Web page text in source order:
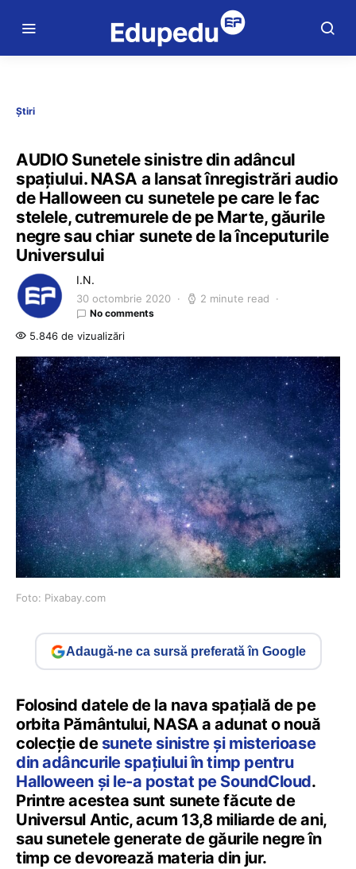
Știri
AUDIO Sunetele sinistre din adâncul
spațiului. NASA a lansat înregistrări audio
de Halloween cu sunetele pe care le fac
stelele, cutremurele de pe Marte, găurile
negre sau chiar sunete de la începuturile
Universului
I.N.
30 octombrie 2020 2 minute read
No comments
5.846 de vizualizări
Foto: Pixabay.com
Adaugă-ne ca sursă preferată în Google
Folosind datele de la nava spațială de pe
orbita Pământului, NASA a adunat o nouă
colecție de sunete sinistre și misterioase
din adâncurile spațiului în timp pentru
Halloween și le-a postat pe SoundCloud.
Printre acestea sunt sunete făcute de
Universul Antic, acum 13,8 miliarde de ani,
sau sunetele generate de găurile negre în
timp ce devorează materia din jur.